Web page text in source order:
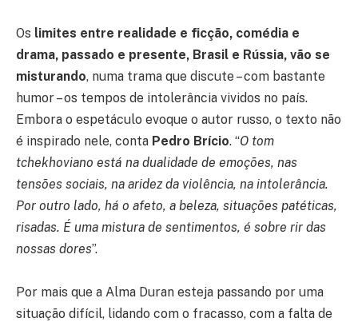
Os limites entre realidade e ficção, comédia e
drama, passado e presente, Brasil e Rússia, vão se
misturando, numa trama que discute – com bastante
humor – os tempos de intolerância vividos no país.
Embora o espetáculo evoque o autor russo, o texto não
é inspirado nele, conta Pedro Brício. “O tom
tchekhoviano está na dualidade de emoções, nas
tensões sociais, na aridez da violência, na intolerância.
Por outro lado, há o afeto, a beleza, situações patéticas,
risadas. É uma mistura de sentimentos, é sobre rir das
nossas dores”.
Por mais que a Alma Duran esteja passando por uma
situação difícil, lidando com o fracasso, com a falta de